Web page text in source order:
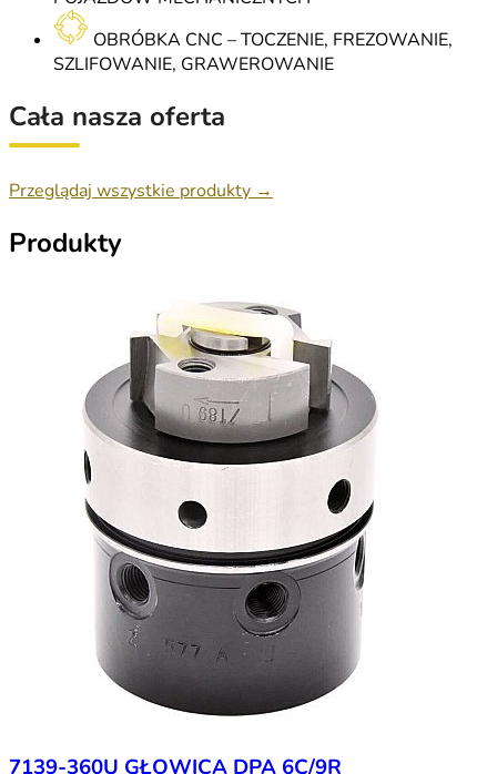
OBRÓBKA CNC – TOCZENIE, FREZOWANIE,
SZLIFOWANIE, GRAWEROWANIE
Cała nasza oferta
Przeglądaj wszystkie produkty →
Produkty
7139-360U GŁOWICA DPA 6C/9R